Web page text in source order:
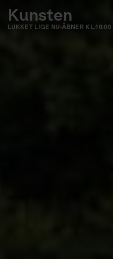
Kunsten
LUKKET LIGE NU ÅBNER KL.10:00